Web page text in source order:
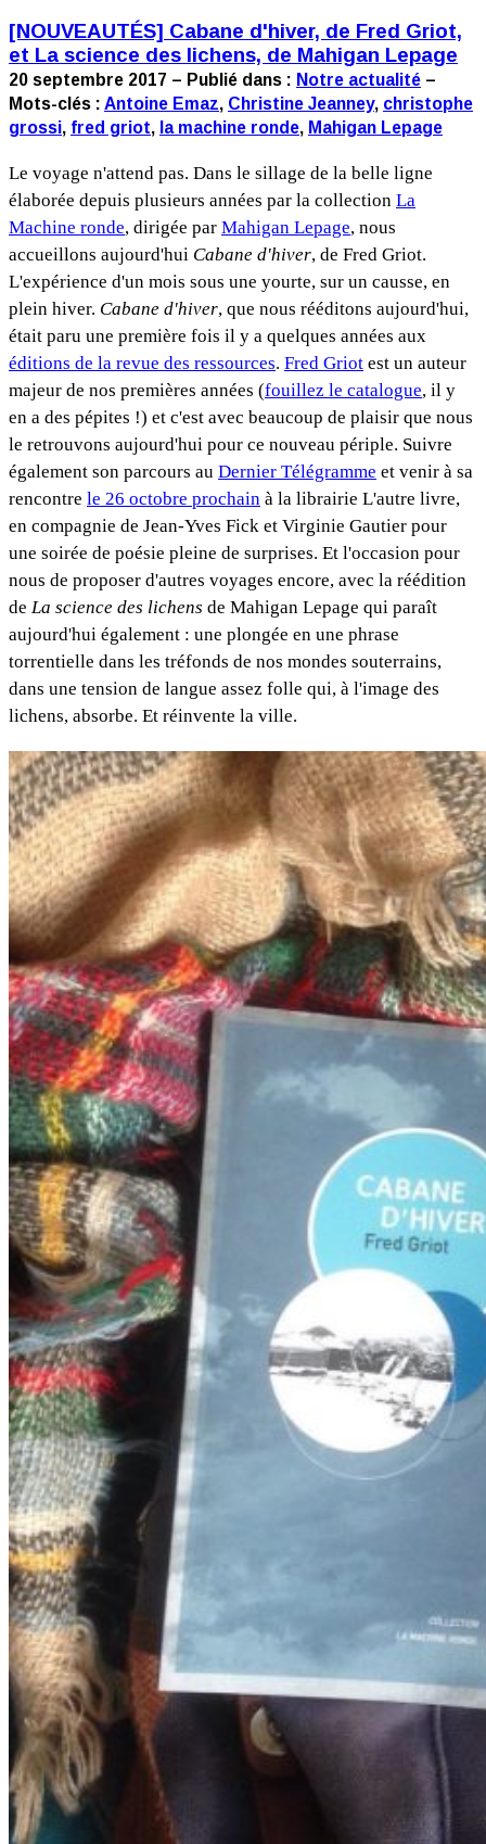
[NOUVEAUTÉS] Cabane d'hiver, de Fred Griot,
et La science des lichens, de Mahigan Lepage
20 septembre 2017 – Publié dans : Notre actualité –
Mots-clés : Antoine Emaz, Christine Jeanney, christophe
grossi, fred griot, la machine ronde, Mahigan Lepage
Le voyage n'attend pas. Dans le sillage de la belle ligne
élaborée depuis plusieurs années par la collection La
Machine ronde, dirigée par Mahigan Lepage, nous
accueillons aujourd'hui Cabane d'hiver, de Fred Griot.
L'expérience d'un mois sous une yourte, sur un causse, en
plein hiver. Cabane d'hiver, que nous rééditons aujourd'hui,
était paru une première fois il y a quelques années aux
éditions de la revue des ressources. Fred Griot est un auteur
majeur de nos premières années (fouillez le catalogue, il y
en a des pépites !) et c'est avec beaucoup de plaisir que nous
le retrouvons aujourd'hui pour ce nouveau périple. Suivre
également son parcours au Dernier Télégramme et venir à sa
rencontre le 26 octobre prochain à la librairie L'autre livre,
en compagnie de Jean-Yves Fick et Virginie Gautier pour
une soirée de poésie pleine de surprises. Et l'occasion pour
nous de proposer d'autres voyages encore, avec la réédition
de La science des lichens de Mahigan Lepage qui paraît
aujourd'hui également : une plongée en une phrase
torrentielle dans les tréfonds de nos mondes souterrains,
dans une tension de langue assez folle qui, à l'image des
lichens, absorbe. Et réinvente la ville.